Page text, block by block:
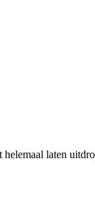
laten